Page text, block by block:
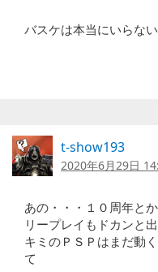
バスケは本当にいらな
t-show193
2020年6月29日
あの・・・１０周年と
リープレイもドカンと
キミのＰＳＰはまだ動
て